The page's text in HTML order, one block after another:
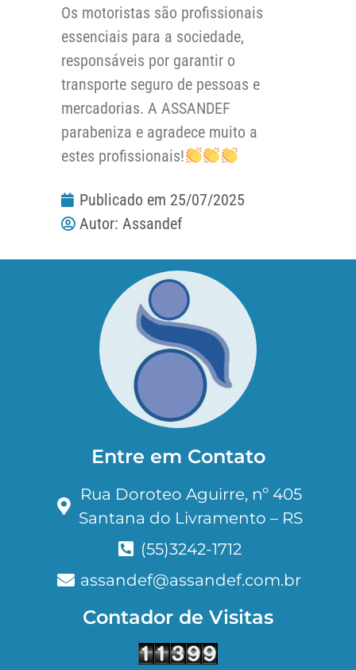
Os motoristas são profissionais
essenciais para a sociedade,
responsáveis por garantir o
transporte seguro de pessoas e
mercadorias. A ASSANDEF
parabeniza e agradece muito a
estes profissionais!
Publicado em 25/07/2025
Autor: Assandef
Entre em Contato
Rua Doroteo Aguirre, nº 405
Santana do Livramento – RS
(55)3242-1712
assandef@assandef.com.br
Contador de Visitas